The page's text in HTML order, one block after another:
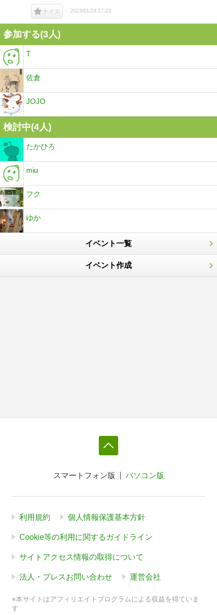
ナイス 2023/01/24 17:23
参加する(3人)
T
佐倉
JOJO
検討中(4人)
たかひろ
miu
フク
ゆか
イベント一覧
イベント作成
スマートフォン版 パソコン版
利用規約 個人情報保護基本方針
Cookie等の利用に関するガイドライン
サイトアクセス情報の取得について
法人・プレスお問い合わせ 運営会社
※本サイトはアフィリエイトプログラムによる収益を得ていま
す